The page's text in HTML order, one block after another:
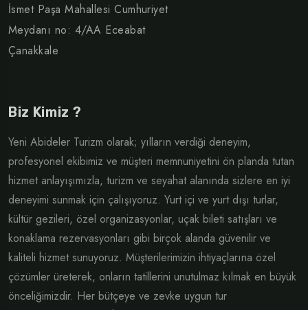
İsmet Paşa Mahallesi Cumhuriyet
Meydanı no: 4/AA Eceabat
Çanakkale
Biz Kimiz ?
Yeni Abideler Turizm olarak; yılların verdiği deneyim,
profesyonel ekibimiz ve müşteri memnuniyetini ön planda tutan
hizmet anlayışımızla, turizm ve seyahat alanında sizlere en iyi
deneyimi sunmak için çalışıyoruz. Yurt içi ve yurt dışı turlar,
kültür gezileri, özel organizasyonlar, uçak bileti satışları ve
konaklama rezervasyonları gibi birçok alanda güvenilir ve
kaliteli hizmet sunuyoruz. Müşterilerimizin ihtiyaçlarına özel
çözümler üreterek, onların tatillerini unutulmaz kılmak en büyük
önceliğimizdir. Her bütçeye ve zevke uygun tur